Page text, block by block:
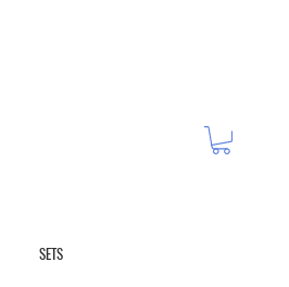
SETS